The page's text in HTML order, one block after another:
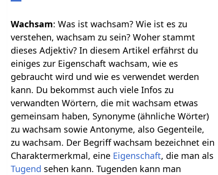
Wachsam: Was ist wachsam? Wie ist es zu
verstehen, wachsam zu sein? Woher stammt
dieses Adjektiv? In diesem Artikel erfährst du
einiges zur Eigenschaft wachsam, wie es
gebraucht wird und wie es verwendet werden
kann. Du bekommst auch viele Infos zu
verwandten Wörtern, die mit wachsam etwas
gemeinsam haben, Synonyme (ähnliche Wörter)
zu wachsam sowie Antonyme, also Gegenteile,
zu wachsam. Der Begriff wachsam bezeichnet ein
Charaktermerkmal, eine Eigenschaft, die man als
Tugend sehen kann. Tugenden kann man